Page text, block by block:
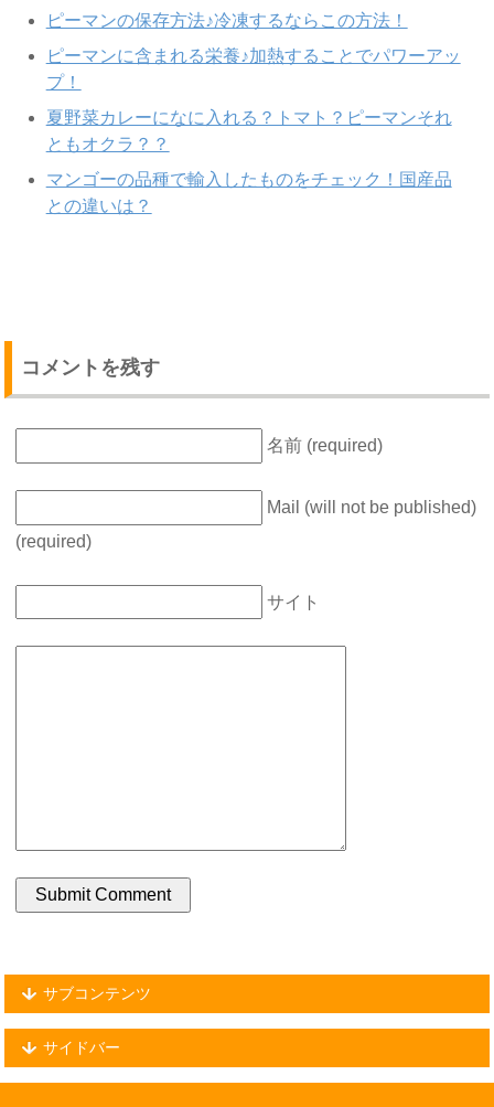
ピーマンの保存方法♪冷凍するならこの方法！
ピーマンに含まれる栄養♪加熱することでパワーアッ
プ！
夏野菜カレーになに入れる？トマト？ピーマンそれ
ともオクラ？？
マンゴーの品種で輸入したものをチェック！国産品
との違いは？
コメントを残す
名前 (required)
Mail (will not be published)
(required)
サイト
サブコンテンツ
サイドバー